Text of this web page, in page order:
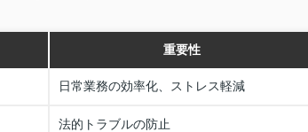
重要性
日常業務の効率化、ストレス軽減
法的トラブルの防止